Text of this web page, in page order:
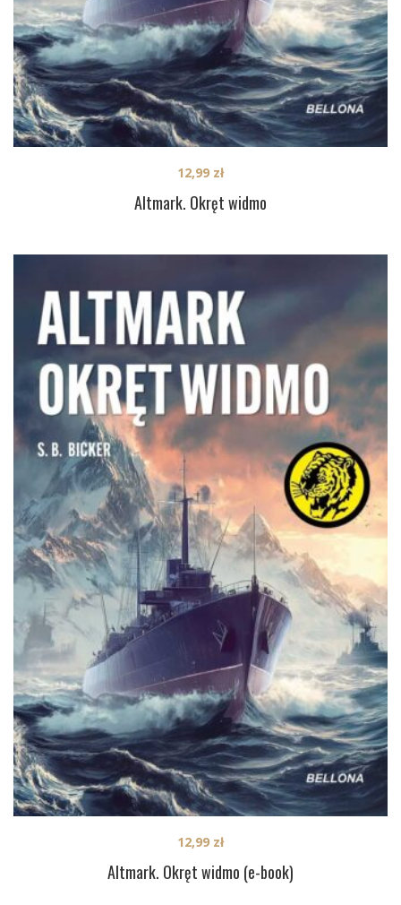
Altmark. Okręt widmo
12,99 zł
Altmark. Okręt widmo (e-book)
12,99 zł